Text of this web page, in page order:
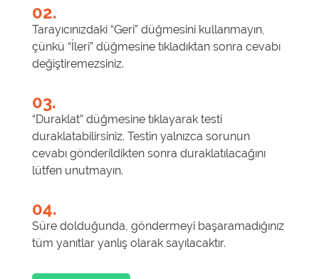
02.
Tarayıcınızdaki “Geri” düğmesini kullanmayın,
çünkü “İleri” düğmesine tıkladıktan sonra cevabı
değiştiremezsiniz.
03.
“Duraklat” düğmesine tıklayarak testi
duraklatabilirsiniz. Testin yalnızca sorunun
cevabı gönderildikten sonra duraklatılacağını
lütfen unutmayın.
04.
Süre dolduğunda, göndermeyi başaramadığınız
tüm yanıtlar yanlış olarak sayılacaktır.